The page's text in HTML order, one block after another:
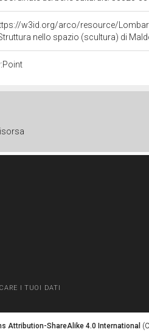
w3id.org/arco/resource/
nello spazio (scultura) di
I TUOI DATI
Attribution-ShareAlike 4.0 International